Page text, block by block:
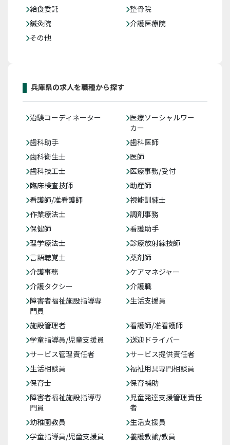
給食委託
整骨院
鍼灸院
介護医療院
その他
兵庫県の求人を職種から探す
治験コーディネーター
医療ソーシャルワー
カー
歯科助手
歯科医師
歯科衛生士
医師
歯科技工士
医療事務/受付
臨床検査技師
助産師
看護師/准看護師
視能訓練士
作業療法士
調剤事務
保健師
看護助手
理学療法士
診療放射線技師
言語聴覚士
薬剤師
介護事務
ケアマネジャー
介護タクシー
介護職
障害者福祉施設指導専
門員
生活支援員
施設管理者
看護師/准看護師
学童指導員/児童支援員
送迎ドライバー
サービス管理責任者
サービス提供責任者
生活相談員
福祉用具専門相談員
保育士
保育補助
障害者福祉施設指導専
門員
児童発達支援管理責任
者
幼稚園教員
生活支援員
学童指導員/児童支援員
養護教諭/教員